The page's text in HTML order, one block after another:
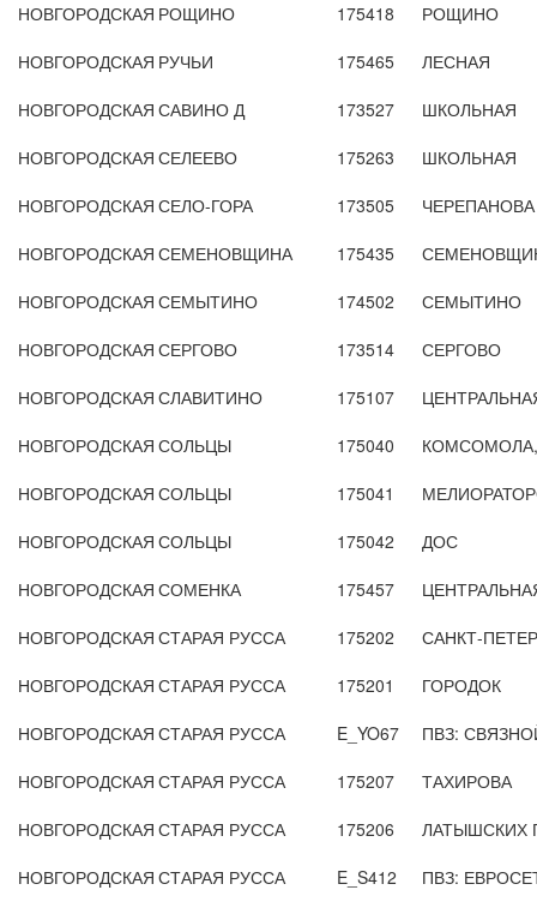
НОВГОРОДСКАЯ РОЩИНО 175418
РОЩИНО
НОВГОРОДСКАЯ РУЧЬИ 175465
ЛЕСНАЯ
НОВГОРОДСКАЯ САВИНО Д 173527
ШКОЛЬНАЯ
НОВГОРОДСКАЯ СЕЛЕЕВО 175263
ШКОЛЬНАЯ
НОВГОРОДСКАЯ СЕЛО-ГОРА 173505
ЧЕРЕПАНОВА
НОВГОРОДСКАЯ СЕМЕНОВЩИНА 175435
НОВГОРОДСКАЯ СЕМЫТИНО 174502
СЕМЫТИНО
НОВГОРОДСКАЯ СЕРГОВО 173514
СЕРГОВО
НОВГОРОДСКАЯ СЛАВИТИНО 175107
НОВГОРОДСКАЯ СОЛЬЦЫ 175040
НОВГОРОДСКАЯ СОЛЬЦЫ 175041
НОВГОРОДСКАЯ СОЛЬЦЫ 175042
ДОС
НОВГОРОДСКАЯ СОМЕНКА 175457
НОВГОРОДСКАЯ СТАРАЯ РУССА 175202
САНКТ-
НОВГОРОДСКАЯ СТАРАЯ РУССА 175201
ГОРОДОК
НОВГОРОДСКАЯ СТАРАЯ РУССА E_YO67
ПВЗ:
НОВГОРОДСКАЯ СТАРАЯ РУССА 175207
ТАХИРОВА
НОВГОРОДСКАЯ СТАРАЯ РУССА 175206
ЛАТЫШСКИХ
НОВГОРОДСКАЯ СТАРАЯ РУССА E_S412
ПВЗ: